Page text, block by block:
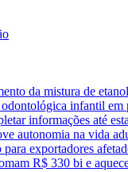
da mistura de
infantil em
informações até
autonomia na vida
exportadores
R$ 330 bi e